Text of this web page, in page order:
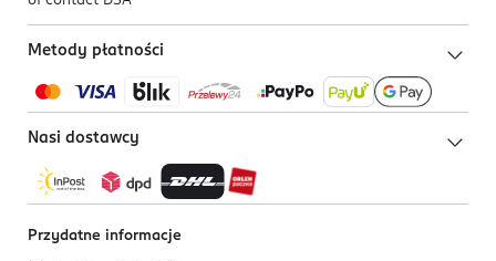
Metody płatności
Nasi dostawcy
Przydatne informacje